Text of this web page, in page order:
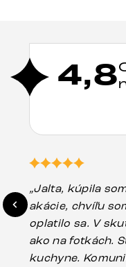
4,8
„Jalta, kúpila
akácie, chvíľu
oplatilo sa. V
ako na fotkách.
kuchyne.